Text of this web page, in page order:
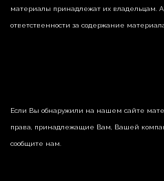
материалы принадлежат их владельцам.
ответственности за содержание
Если Вы обнаружили на нашем сайте
права, принадлежащие Вам, Вашей
сообщите нам.